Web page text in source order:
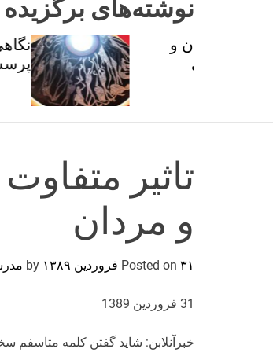
نوشته‌های برگزیده
نگاهی به
پرسش از
تاثیر
و مردان
Posted on ۳۱ فروردین ۱۳۸۹
31 فروردین 1389
خبرآنلابن: شاید گفتن کلمه متاسفم